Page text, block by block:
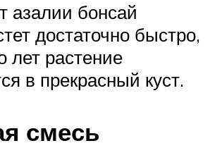
азалии бонсай
достаточно быстро,
лет растение
в прекрасный куст.
смесь